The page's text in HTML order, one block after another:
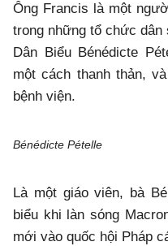
Ông Francis là một
trong những tổ chức dân
Dân Biểu Bénédicte
một cách thanh thản,
bệnh viện.
Bénédicte Pételle
Là một giáo viên, bà
biểu khi làn sóng
mới vào quốc hội Pháp